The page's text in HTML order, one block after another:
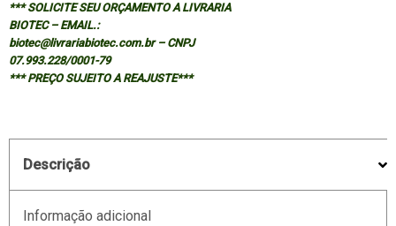
*** SOLICITE SEU ORÇAMENTO A LIVRARIA
BIOTEC – EMAIL.:
biotec@livrariabiotec.com.br – CNPJ
07.993.228/0001-79
*** PREÇO SUJEITO A REAJUSTE***
Descrição
Informação adicional